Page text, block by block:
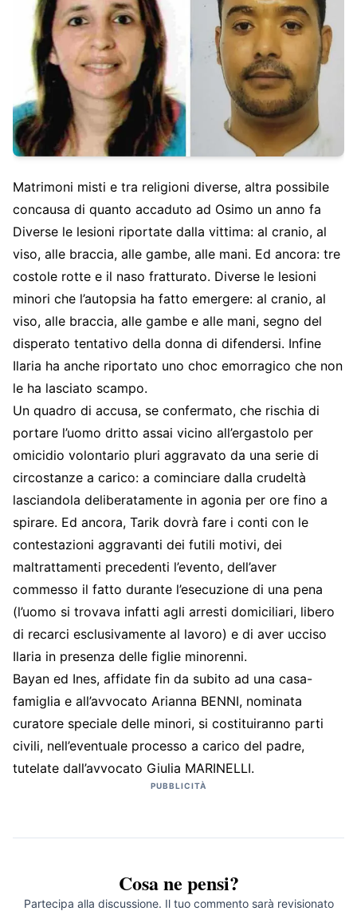
Matrimoni misti e tra religioni diverse, altra possibile
concausa di quanto accaduto ad Osimo un anno fa
Diverse le lesioni riportate dalla vittima: al cranio, al
viso, alle braccia, alle gambe, alle mani. Ed ancora: tre
costole rotte e il naso fratturato. Diverse le lesioni
minori che l’autopsia ha fatto emergere: al cranio, al
viso, alle braccia, alle gambe e alle mani, segno del
disperato tentativo della donna di difendersi. Infine
Ilaria ha anche riportato uno choc emorragico che non
le ha lasciato scampo.
Un quadro di accusa, se confermato, che rischia di
portare l’uomo dritto assai vicino all’ergastolo per
omicidio volontario pluri aggravato da una serie di
circostanze a carico: a cominciare dalla crudeltà
lasciandola deliberatamente in agonia per ore fino a
spirare. Ed ancora, Tarik dovrà fare i conti con le
contestazioni aggravanti dei futili motivi, dei
maltrattamenti precedenti l’evento, dell’aver
commesso il fatto durante l’esecuzione di una pena
(l’uomo si trovava infatti agli arresti domiciliari, libero
di recarci esclusivamente al lavoro) e di aver ucciso
Ilaria in presenza delle figlie minorenni.
Bayan ed Ines, affidate fin da subito ad una casa-
famiglia e all’avvocato Arianna BENNI, nominata
curatore speciale delle minori, si costituiranno parti
civili, nell’eventuale processo a carico del padre,
tutelate dall’avvocato Giulia MARINELLI.
PUBBLICITÀ
Cosa ne pensi?
Partecipa alla discussione. Il tuo commento sarà revisionato